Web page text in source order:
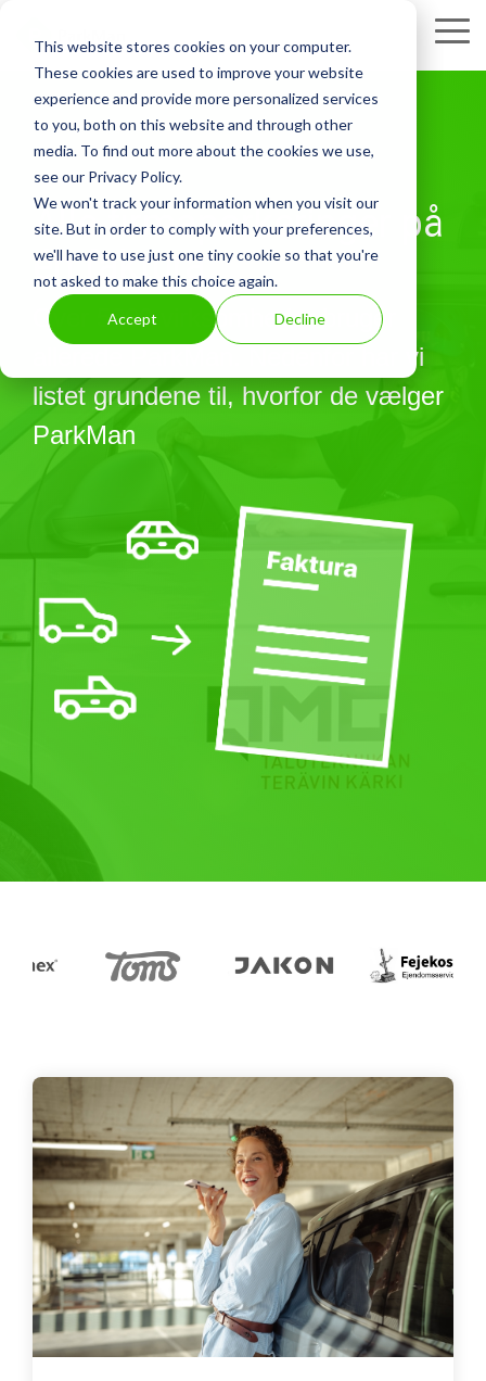
This website stores cookies on your computer.
These cookies are used to improve your website
experience and provide more personalized services
to you, both on this website and through other
media. To find out more about the cookies we use,
see our Privacy Policy.
We won't track your information when you visit our
site. But in order to comply with your preferences,
we'll have to use just one tiny cookie so that you're
not asked to make this choice again.
Accept Decline
content.
Alle firmaparkeringer på
én faktura
Over 5000 virksomheder bruger
allerede ParkMan. Nedenfor har vi
listet grundene til, hvorfor de vælger
ParkMan